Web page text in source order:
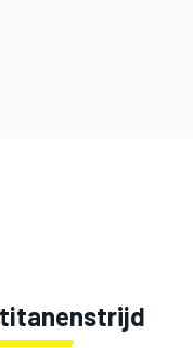
titanenstrijd